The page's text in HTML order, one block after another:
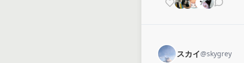
スカイ@skygrey